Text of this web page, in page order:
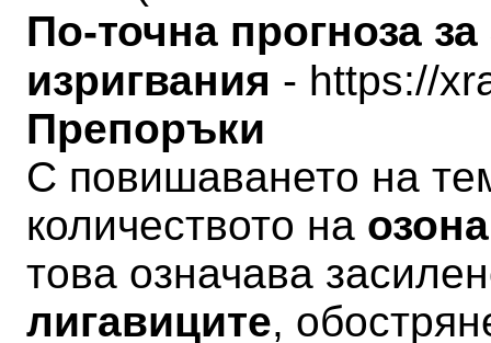
По-точна прогноза
изригвания - https://
Препоръки
С повишаването на
количеството на озона
това означава
лигавиците,